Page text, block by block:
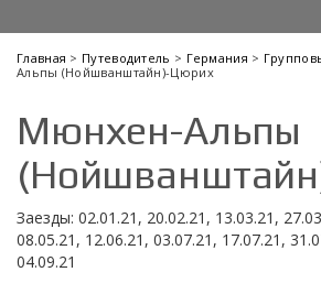
Главная > Путеводитель > Германия >
Альпы (Нойшванштайн)-Цюрих
Мюнхен-Альпы
Заезды: 02.01.21, 20.02.21, 13.03.21,
08.05.21, 12.06.21, 03.07.21, 17.07.21,
04.09.21